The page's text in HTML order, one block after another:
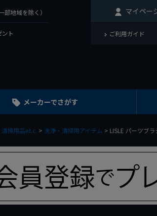
地域を除く）
ト
マイペー
ご利用ガイド
メーカーでさがす
掃用品e.t.c. 洗浄・清掃用アイテム LISLE パーツブ